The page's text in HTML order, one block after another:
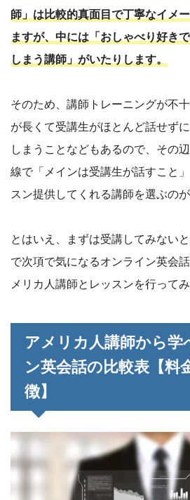
師」は比較的真面目で丁寧なイメ
ますが、中には「おしゃべり好き
しまう講師」がいたりします。
そのため、講師トレーニングが不
が長くて受講生がほとんど話せず
しまうことなどもあるので、その
線で「メインは受講生が話すこと
スン提供してくれる講師を選ぶのが
とはいえ、まずは受講してみない
で次項で気になるオンライン英会
メリカ人講師とレッスンを行ってみ
アメリカ人講師から学
ン英会話の比較表【料
徴】